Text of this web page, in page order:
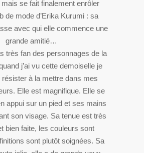
se fait finalement enrôler
de mode d’Erika Kurumi : sa
avec qui elle commence une
grande amitié…
très fan des personnages de la
j’ai vu cette demoiselle je
résister à la mettre dans mes
Elle est magnifique. Elle se
appui sur un pied et ses mains
son visage. Sa tenue est très
bien faite, les couleurs sont
sont plutôt soignées. Sa